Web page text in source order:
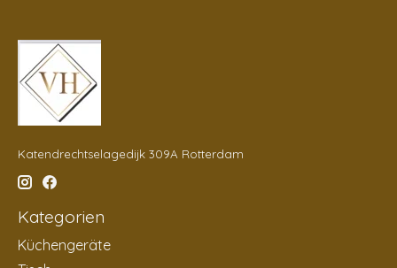
Katendrechtselagedijk 309A Rotterdam
Kategorien
Küchengeräte